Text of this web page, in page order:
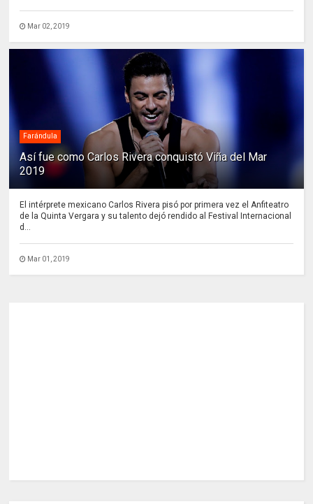
Mar 02, 2019
Farándula
Así fue como Carlos Rivera conquistó Viña del Mar
2019
El intérprete mexicano Carlos Rivera pisó por primera vez el Anfiteatro
de la Quinta Vergara y su talento dejó rendido al Festival Internacional
d...
Mar 01, 2019